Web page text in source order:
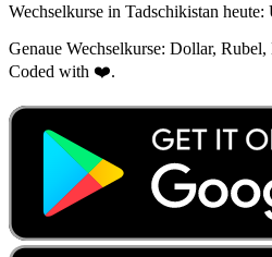
Wechselkurse in Tadschikistan
Genaue Wechselkurse: Dollar,
Coded with ❤️.